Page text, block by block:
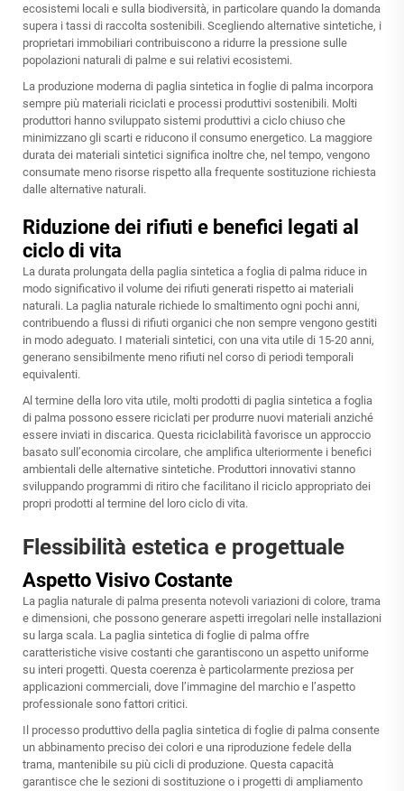
ecosistemi locali e sulla biodiversità, in particolare quando la domanda
supera i tassi di raccolta sostenibili. Scegliendo alternative sintetiche, i
proprietari immobiliari contribuiscono a ridurre la pressione sulle
popolazioni naturali di palme e sui relativi ecosistemi.
La produzione moderna di paglia sintetica in foglie di palma incorpora
sempre più materiali riciclati e processi produttivi sostenibili. Molti
produttori hanno sviluppato sistemi produttivi a ciclo chiuso che
minimizzano gli scarti e riducono il consumo energetico. La maggiore
durata dei materiali sintetici significa inoltre che, nel tempo, vengono
consumate meno risorse rispetto alla frequente sostituzione richiesta
dalle alternative naturali.
Riduzione dei rifiuti e benefici legati al
ciclo di vita
La durata prolungata della paglia sintetica a foglia di palma riduce in
modo significativo il volume dei rifiuti generati rispetto ai materiali
naturali. La paglia naturale richiede lo smaltimento ogni pochi anni,
contribuendo a flussi di rifiuti organici che non sempre vengono gestiti
in modo adeguato. I materiali sintetici, con una vita utile di 15-20 anni,
generano sensibilmente meno rifiuti nel corso di periodi temporali
equivalenti.
Al termine della loro vita utile, molti prodotti di paglia sintetica a foglia
di palma possono essere riciclati per produrre nuovi materiali anziché
essere inviati in discarica. Questa riciclabilità favorisce un approccio
basato sull’economia circolare, che amplifica ulteriormente i benefici
ambientali delle alternative sintetiche. Produttori innovativi stanno
sviluppando programmi di ritiro che facilitano il riciclo appropriato dei
propri prodotti al termine del loro ciclo di vita.
Flessibilità estetica e progettuale
Aspetto Visivo Costante
La paglia naturale di palma presenta notevoli variazioni di colore, trama
e dimensioni, che possono generare aspetti irregolari nelle installazioni
su larga scala. La paglia sintetica di foglie di palma offre
caratteristiche visive costanti che garantiscono un aspetto uniforme
su interi progetti. Questa coerenza è particolarmente preziosa per
applicazioni commerciali, dove l’immagine del marchio e l’aspetto
professionale sono fattori critici.
Il processo produttivo della paglia sintetica di foglie di palma consente
un abbinamento preciso dei colori e una riproduzione fedele della
trama, mantenibile su più cicli di produzione. Questa capacità
garantisce che le sezioni di sostituzione o i progetti di ampliamento